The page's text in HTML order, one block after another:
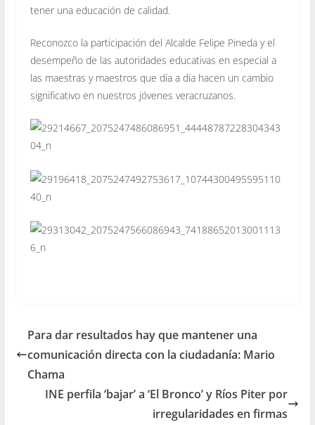
tener una educación de calidad.
Reconozco la participación del Alcalde Felipe Pineda y el
desempeño de las autoridades educativas en especial a
las maestras y maestros que día a día hacen un cambio
significativo en nuestros jóvenes veracruzanos.
Para dar resultados hay que mantener una
comunicación directa con la ciudadanía: Mario
Chama
INE perfila ‘bajar’ a ‘El Bronco’ y Ríos Piter por
irregularidades en firmas